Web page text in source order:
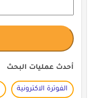
أحدث عمليات البحث
الفوترة الاكترونية